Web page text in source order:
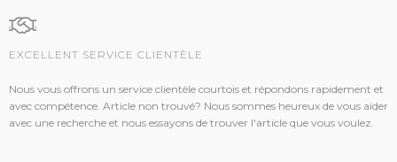
EXCELLENT SERVICE CLIENTÈLE
Nous vous offrons un service clientèle courtois et répondons rapidement et
avec compétence. Article non trouvé? Nous sommes heureux de vous aider
avec une recherche et nous essayons de trouver l'article que vous voulez.